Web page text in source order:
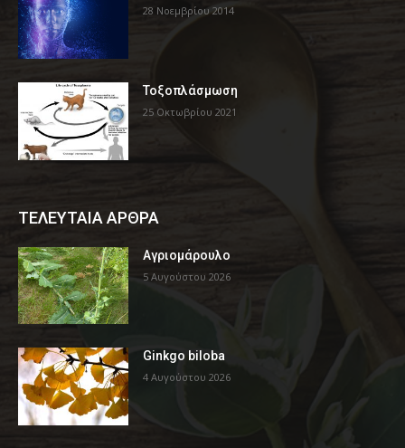
28 Νοεμβρίου 2014
Τοξοπλάσμωση
25 Οκτωβρίου 2021
ΤΕΛΕΥΤΑΙΑ ΑΡΘΡΑ
Αγριομάρουλο
5 Αυγούστου 2026
Ginkgo biloba
4 Αυγούστου 2026